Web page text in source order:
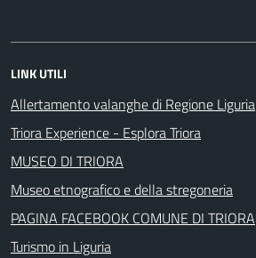
LINK UTILI
Allertamento valanghe di Regione Liguria
Triora Experience - Esplora Triora
MUSEO DI TRIORA
Museo etnografico e della stregoneria
PAGINA FACEBOOK COMUNE DI TRIORA
Turismo in Liguria